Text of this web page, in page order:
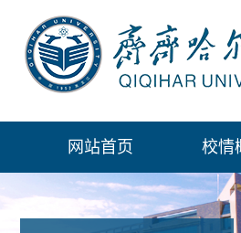
网站首页 校情